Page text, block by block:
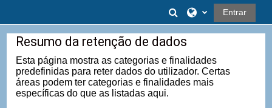
Alternar aEntrar
Resumo da retenção de dados
Esta página mostra as categorias e finalidades
predefinidas para reter dados do utilizador. Certas
áreas podem ter categorias e finalidades mais
específicas do que as listadas aqui.